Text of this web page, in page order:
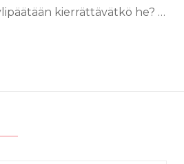
kierrättävätkö he? …